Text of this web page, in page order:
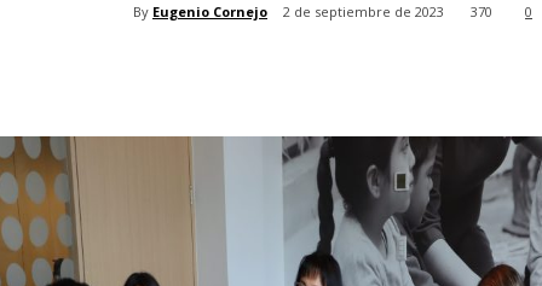
By Eugenio Cornejo 2 de septiembre de 2023 0
370